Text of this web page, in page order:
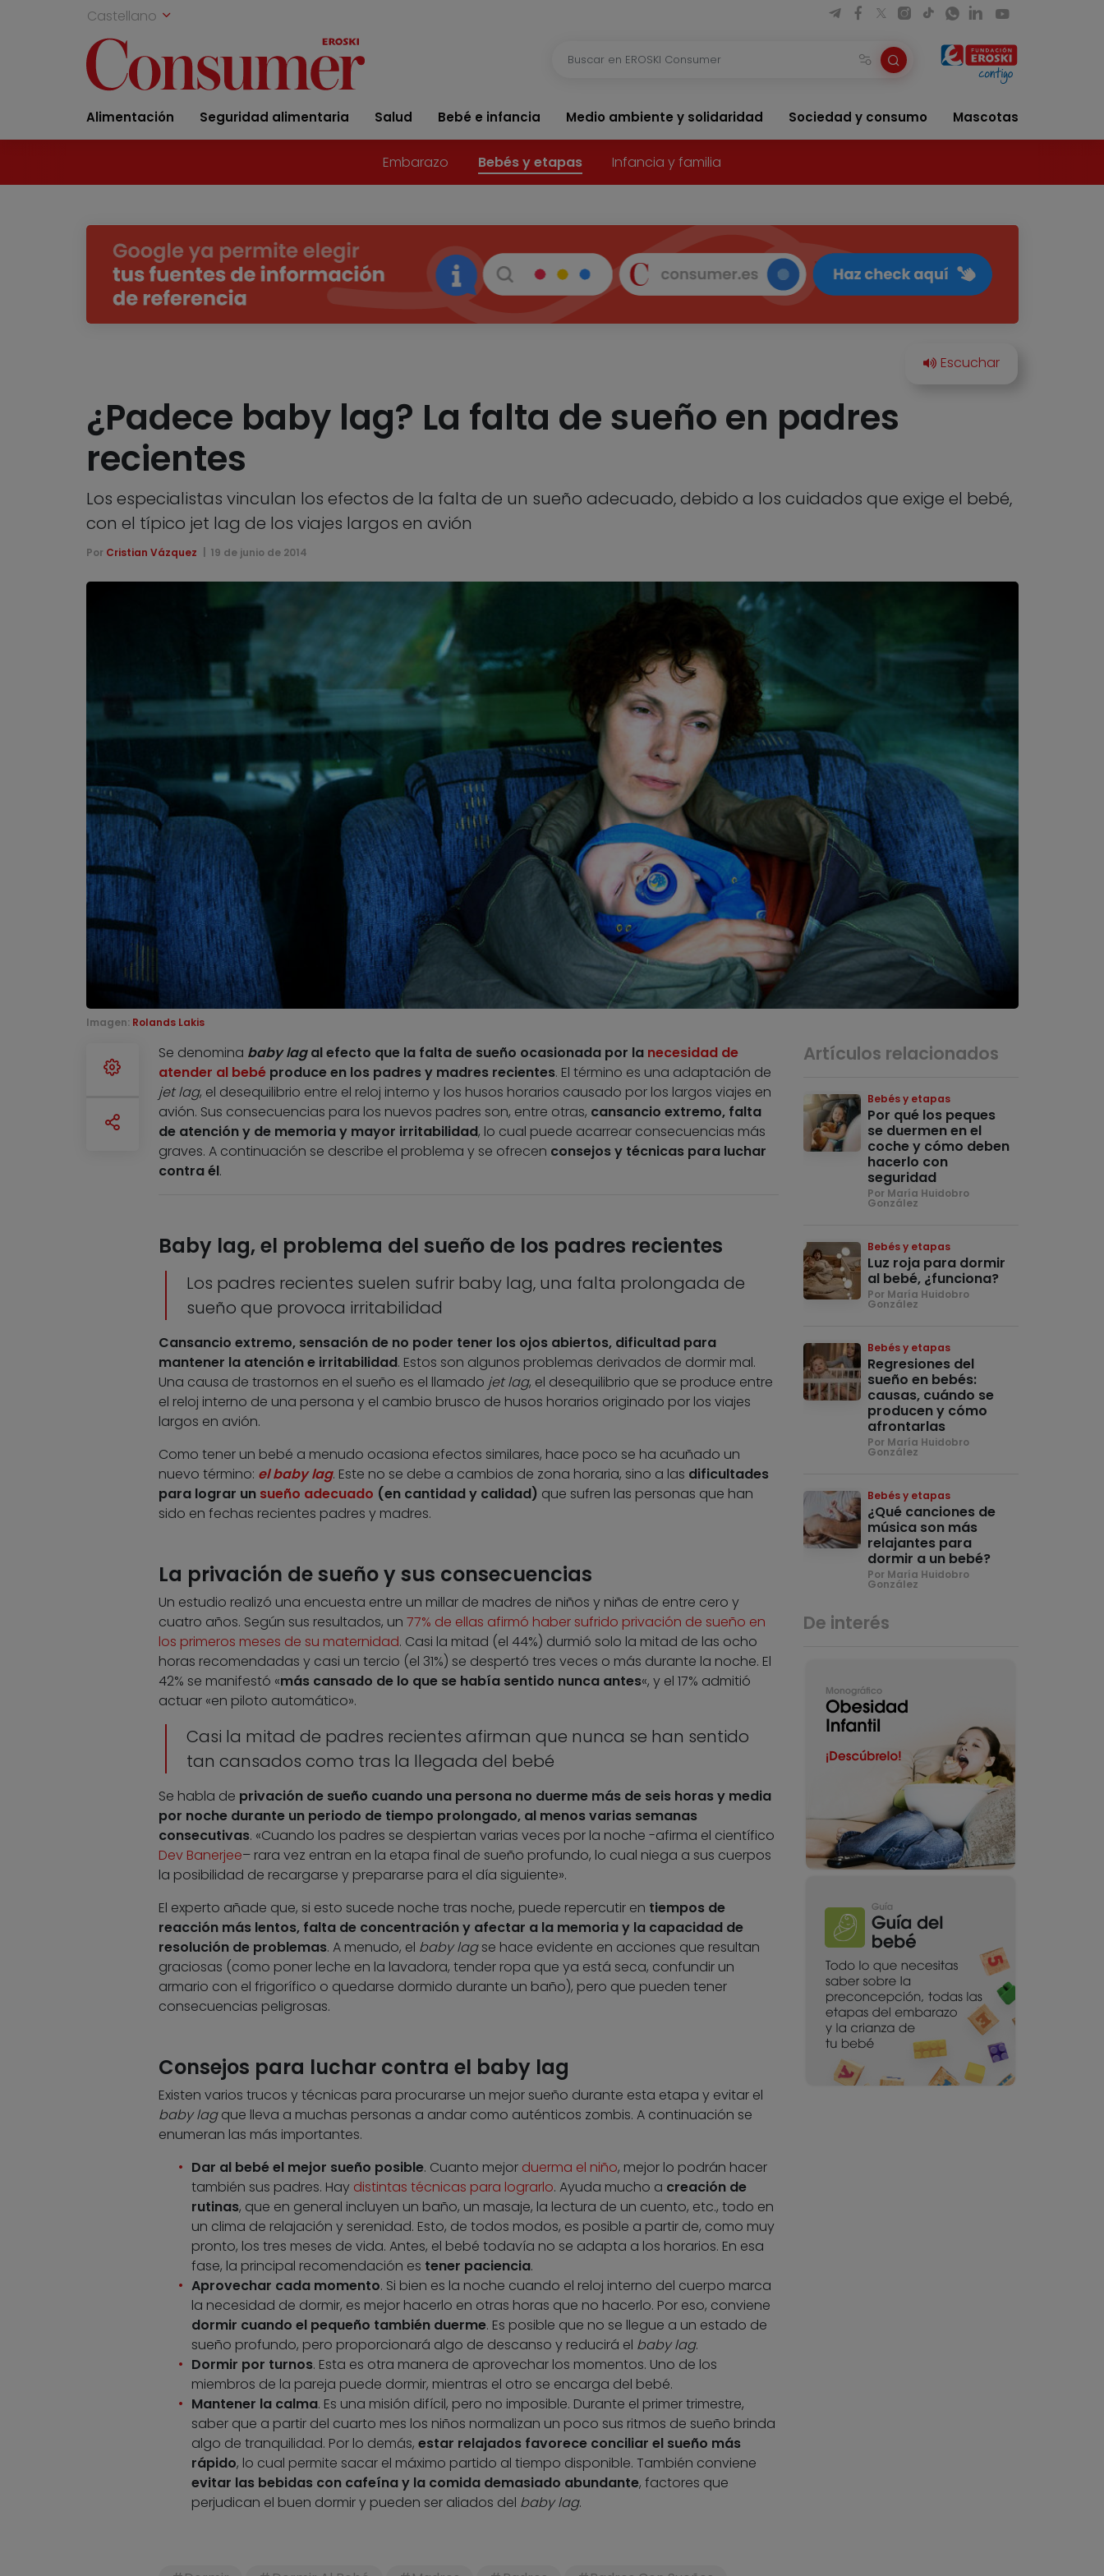
Castellano
Alimentación Seguridad alimentaria Salud Bebé e infancia Medio ambiente y solidaridad Sociedad y consumo Mascotas
Embarazo Bebés y etapas Infancia y familia
¿Padece baby lag? La falta de sueño en padres
recientes
Los especialistas vinculan los efectos de la falta de un sueño adecuado, debido a los cuidados que exige el bebé,
con el típico jet lag de los viajes largos en avión
Por Cristian Vázquez 19 de junio de 2014
Imagen: Rolands Lakis
Se denomina baby lagal efecto que la falta de sueño ocasionada por la necesidad de
atender al bebéproduce en los padres y madres recientes. El término es una adaptación de
jet lag, el desequilibrio entre el reloj interno y los husos horarios causado por los largos viajes en
avión. Sus consecuencias para los nuevos padres son, entre otras, cansancio extremo, falta
de atención y de memoria y mayor irritabilidad, lo cual puede acarrear consecuencias más
graves. A continuación se describe el problema y se ofrecen consejos y técnicas para luchar
contra él.
Baby lag, el problema del sueño de los padres recientes
Los padres recientes suelen sufrir baby lag, una falta prolongada de
sueño que provoca irritabilidad
Cansancio extremo, sensación de no poder tener los ojos abiertos, dificultad para
mantener la atención e irritabilidad. Estos son algunos problemas derivados de dormir mal.
Una causa de trastornos en el sueño es el llamado jet lag, el desequilibrio que se produce entre
el reloj interno de una persona y el cambio brusco de husos horarios originado por los viajes
largos en avión.
Como tener un bebé a menudo ocasiona efectos similares, hace poco se ha acuñado un
nuevo término: el baby lag. Este no se debe a cambios de zona horaria, sino a las dificultades
para lograr un sueño adecuado (en cantidad y calidad) que sufren las personas que han
sido en fechas recientes padres y madres.
La privación de sueño y sus consecuencias
Un estudio realizó una encuesta entre un millar de madres de niños y niñas de entre cero y
cuatro años. Según sus resultados, un 77% de ellas afirmó haber sufrido privación de sueño en
los primeros meses de su maternidad. Casi la mitad (el 44%) durmió solo la mitad de las ocho
horas recomendadas y casi un tercio (el 31%) se despertó tres veces o más durante la noche. El
42% se manifestó «más cansado de lo que se había sentido nunca antes«, y el 17% admitió
actuar «en piloto automático».
Casi la mitad de padres recientes afirman que nunca se han sentido
tan cansados como tras la llegada del bebé
Se habla de privación de sueño cuando una persona no duerme más de seis horas y media
por noche durante un periodo de tiempo prolongado, al menos varias semanas
consecutivas. «Cuando los padres se despiertan varias veces por la noche -afirma el científico
Dev Banerjee– rara vez entran en la etapa final de sueño profundo, lo cual niega a sus cuerpos
la posibilidad de recargarse y prepararse para el día siguiente».
El experto añade que, si esto sucede noche tras noche, puede repercutir en tiempos de
reacción más lentos, falta de concentración y afectar a la memoria y la capacidad de
resolución de problemas. A menudo, el baby lagse hace evidente en acciones que resultan
graciosas (como poner leche en la lavadora, tender ropa que ya está seca, confundir un
armario con el frigorífico o quedarse dormido durante un baño), pero que pueden tener
consecuencias peligrosas.
Consejos para luchar contra el baby lag
Existen varios trucos y técnicas para procurarse un mejor sueño durante esta etapa y evitar el
baby lagque lleva a muchas personas a andar como auténticos zombis. A continuación se
enumeran las más importantes.
Dar al bebé el mejor sueño posible. Cuanto mejor duerma el niño, mejor lo podrán hacer
también sus padres. Hay distintas técnicas para lograrlo. Ayuda mucho a creación de
rutinas, que en general incluyen un baño, un masaje, la lectura de un cuento, etc., todo en
un clima de relajación y serenidad. Esto, de todos modos, es posible a partir de, como muy
pronto, los tres meses de vida. Antes, el bebé todavía no se adapta a los horarios. En esa
fase, la principal recomendación es tener paciencia.
Aprovechar cada momento. Si bien es la noche cuando el reloj interno del cuerpo marca
la necesidad de dormir, es mejor hacerlo en otras horas que no hacerlo. Por eso, conviene
dormir cuando el pequeño también duerme. Es posible que no se llegue a un estado de
sueño profundo, pero proporcionará algo de descanso y reducirá el baby lag.
Dormir por turnos. Esta es otra manera de aprovechar los momentos. Uno de los
miembros de la pareja puede dormir, mientras el otro se encarga del bebé.
Mantener la calma. Es una misión difícil, pero no imposible. Durante el primer trimestre,
saber que a partir del cuarto mes los niños normalizan un poco sus ritmos de sueño brinda
algo de tranquilidad. Por lo demás, estar relajados favorece conciliar el sueño más
rápido, lo cual permite sacar el máximo partido al tiempo disponible. También conviene
evitar las bebidas con cafeína y la comida demasiado abundante, factores que
perjudican el buen dormir y pueden ser aliados del baby lag.
Artículos relacionados
Bebés y etapas
Por qué los peques
se duermen en el
coche y cómo deben
hacerlo con
seguridad
Por María Huidobro
González
Bebés y etapas
Luz roja para dormir
al bebé, ¿funciona?
Por María Huidobro
González
Bebés y etapas
Regresiones del
sueño en bebés:
causas, cuándo se
producen y cómo
afrontarlas
Por María Huidobro
González
Bebés y etapas
¿Qué canciones de
música son más
relajantes para
dormir a un bebé?
Por María Huidobro
González
De interés